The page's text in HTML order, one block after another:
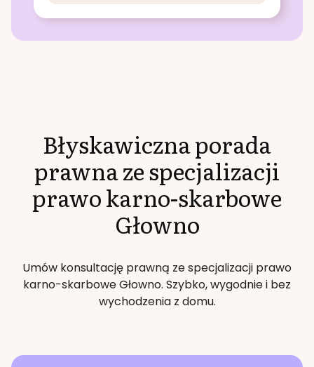
Błyskawiczna porada
prawna ze specjalizacji
prawo karno-skarbowe
Głowno
Umów konsultację prawną ze specjalizacji prawo
karno-skarboweGłowno. Szybko, wygodnie i bez
wychodzenia z domu.